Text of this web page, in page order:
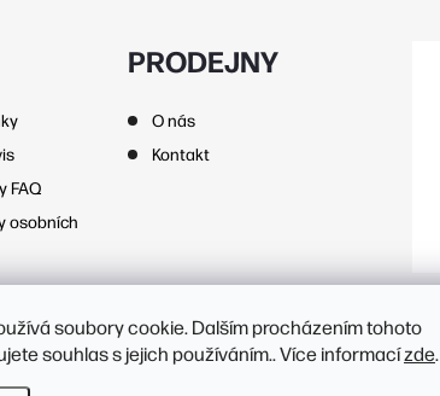
soubory cookie. Dalším procházením tohoto
souhlas s jejich používáním.. Více informacízde.
FAQ
osobních
PRODEJNY
O nás
Kontakt
cookies